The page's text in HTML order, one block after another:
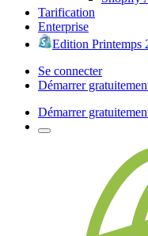
Tarification
Enterprise
Edition Printemps
Se connecter
Démarrer
Démarrer